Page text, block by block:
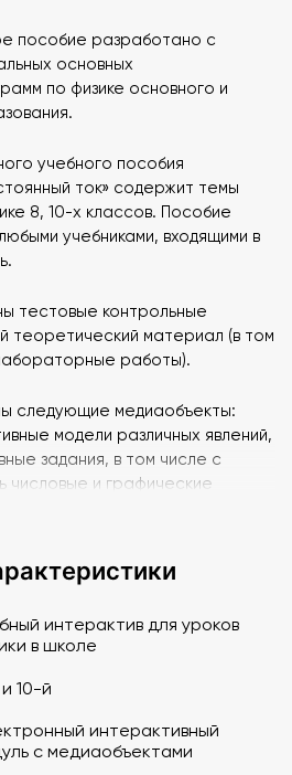
пособие разработано с
основных
по физике основного и
учебного пособия
ток» содержит темы
8, 10-х классов. Пособие
учебниками, входящими в
тестовые контрольные
теоретический материал (в том
работы).
следующие медиаобъекты:
модели различных явлений,
задания, в том числе с
числовые и графические
особенностью
курса с
поможет педагогу
величин и законов; умения
явления и
интерактив для уроков
в школе
10-й
интерактивный
с медиаобъектами